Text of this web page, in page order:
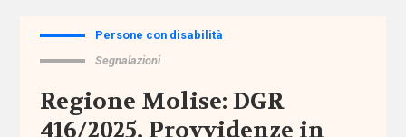
l'infanzia
allontanamento
Persone con disabilità
Segnalazioni
Regione Molise: DGR
416/2025, Provvidenze in